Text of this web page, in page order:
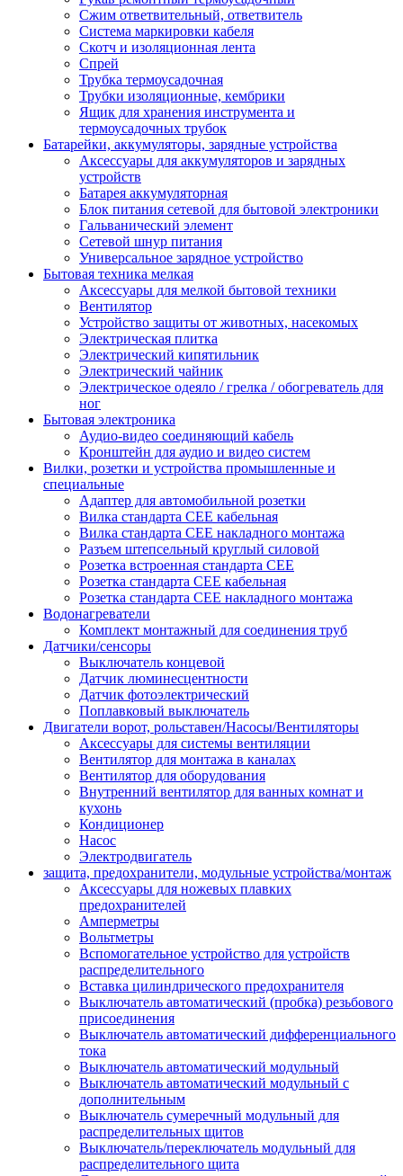
Сжим ответвительный, ответвитель
Система маркировки кабеля
Скотч и изоляционная лента
Спрей
Трубка термоусадочная
Трубки изоляционные, кембрики
Ящик для хранения инструмента и
термоусадочных трубок
Батарейки, аккумуляторы, зарядные устройства
Аксессуары для аккумуляторов и зарядных
устройств
Батарея аккумуляторная
Блок питания сетевой для бытовой электроники
Гальванический элемент
Сетевой шнур питания
Универсальное зарядное устройство
Бытовая техника мелкая
Аксессуары для мелкой бытовой техники
Вентилятор
Устройство защиты от животных, насекомых
Электрическая плитка
Электрический кипятильник
Электрический чайник
Электрическое одеяло / грелка / обогреватель для
ног
Бытовая электроника
Аудио-видео соединяющий кабель
Кронштейн для аудио и видео систем
Вилки, розетки и устройства промышленные и
специальные
Адаптер для автомобильной розетки
Вилка стандарта CEE кабельная
Вилка стандарта CEE накладного монтажа
Разъем штепсельный круглый силовой
Розетка встроенная стандарта CEE
Розетка стандарта СЕЕ кабельная
Розетка стандарта СЕЕ накладного монтажа
Водонагреватели
Комплект монтажный для соединения труб
Датчики/сенсоры
Выключатель концевой
Датчик люминесцентности
Датчик фотоэлектрический
Поплавковый выключатель
Двигатели ворот, рольставен/Насосы/Вентиляторы
Аксессуары для системы вентиляции
Вентилятор для монтажа в каналах
Вентилятор для оборудования
Внутренний вентилятор для ванных комнат и
кухонь
Кондиционер
Насос
Электродвигатель
защита, предохранители, модульные устройства/монтаж
Аксессуары для ножевых плавких
предохранителей
Амперметры
Вольтметры
Вспомогательное устройство для устройств
распределительного
Вставка цилиндрического предохранителя
Выключатель автоматический (пробка) резьбового
присоединения
Выключатель автоматический дифференциального
тока
Выключатель автоматический модульный
Выключатель автоматический модульный с
дополнительным
Выключатель сумеречный модульный для
распределительных щитов
Выключатель/переключатель модульный для
распределительного щита